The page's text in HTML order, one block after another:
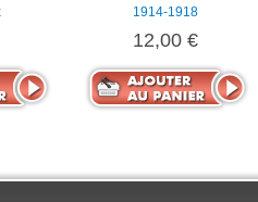
1914-1918
12,00 €